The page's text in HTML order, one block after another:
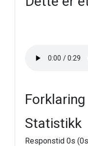
Forklaring
Statistikk
Responstid 0s